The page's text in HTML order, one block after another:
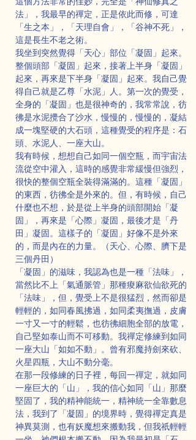
法」，我最早的禪定，正是依此而修，可達
「生之本」，「天理自會」，「谷神不死」，
這是長生不老之術。
我坐到突然覺得「天心」部位「凝固」起來。
整個頭部「凝固」起來，接著上半身「凝固」
起來，再來是下半身「凝固」起來。我自己覺
得自己就是乙尊「水泥」人。第一次的覺受，
全身的「凝固」也是很神奇的，我常常說，彷
彿是水泥攪合了沙水，慢慢的，慢慢的，凝結
成一塊堅硬的大石頭，這種覺受的程序是：石
頭、水泥人、一座大山。
我有時候，想想自己如同一個空瓶，而宇宙法
流從空中灌入，這時的感覺非常緩慢但強烈，
很快的整個空瓶全裝得滿滿的。這種「凝固」
的東西，彷彿全是外來的。但，有時候，自己
什麼也不想，於是從上半身的頭部開始「凝
固」，再來是「心際」凝固，最後才是「丹
田」凝固。這樣子的「凝固」好像不是外來
的，而是內在的力量。（天心、心際、臍下是
三個丹田）
「凝固」的滋味，我認為也是一種「法味」，
當然比不上「氣通脈管」那種痠麻欲仙欲死的
「法味」，但，覺受上不是很猛烈，然而卻是
輕輕的，如同春風拂過，如同柔夷撫過，皮膚
一寸又一寸的輕鬆，也彷彿細胞全部的放電，
自己堅如泰山而不可移動。我禪定修練到如同
一座大山「如如不動」。曾有邪魔持劍來砍、
火星四瓶，大山不動分毫。
在那一段修練的日子裡，每回一禪定，就如同
一座巨大的「山」，我的信心如同「山」那麼
堅固了，我的精神能統一，精神統一全靠數息
法，我到了「凝固」的境界時，覺得禪定真是
神異莫測，也有妖魔想來搬動我，但我祇輕輕